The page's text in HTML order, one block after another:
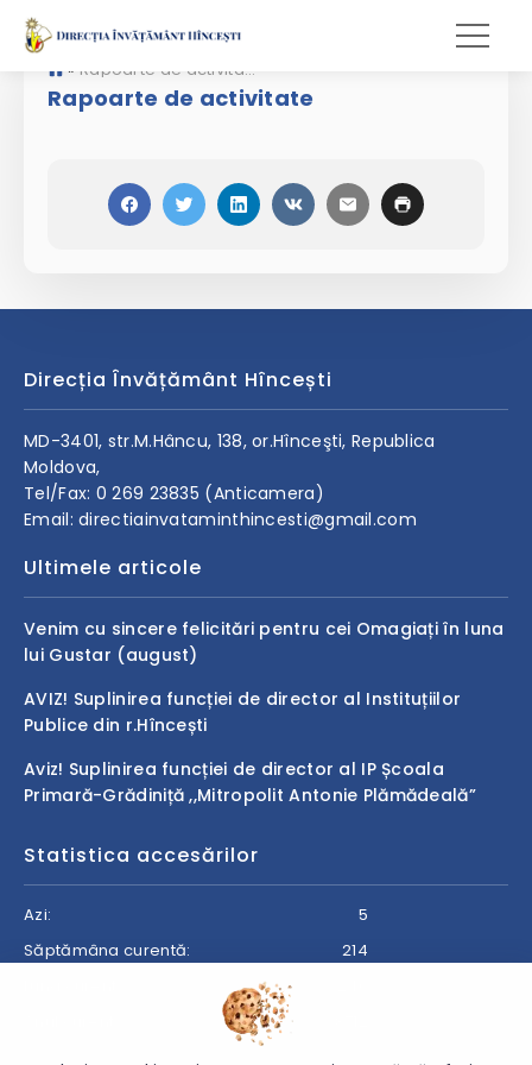
» Rapoarte de activitate
Rapoarte de activitate
Direcția Învățământ Hîncești
MD-3401, str.M.Hâncu, 138, or.Hînceşti, Republica
Moldova,
Tel/Fax: 0 269 23835 (Anticamera)
Email: directiainvataminthincesti@gmail.com
Ultimele articole
Venim cu sincere felicitări pentru cei Omagiați în luna
lui Gustar (august)
AVIZ! Suplinirea funcției de director al Instituțiilor
Publice din r.Hîncești
Aviz! Suplinirea funcției de director al IP Școala
Primară-Grădiniță ,,Mitropolit Antonie Plămădeală”
Statistica accesărilor
Azi:
5
Săptămâna curentă:
214